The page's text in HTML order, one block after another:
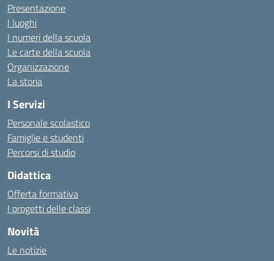
Presentazione
I luoghi
I numeri della scuola
Le carte della scuola
Organizzazione
La storia
I Servizi
Personale scolastico
Famiglie e studenti
Percorsi di studio
Didattica
Offerta formativa
I progetti delle classi
Novità
Le notizie